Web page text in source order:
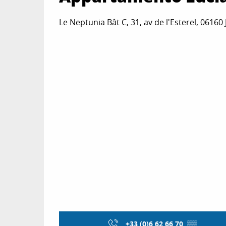
Le Neptunia Bât C, 31, av de l'Esterel, 06160